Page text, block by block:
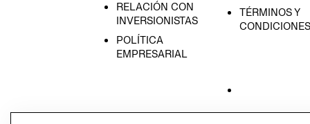
RELACIÓN CON
INVERSIONISTAS
POLÍTICA
EMPRESARIAL
TÉRMINOS Y
CONDICIONES